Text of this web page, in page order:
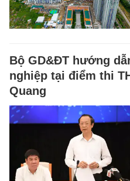
Bộ GD&ĐT hướng
nghiệp tại điểm thi
Quang